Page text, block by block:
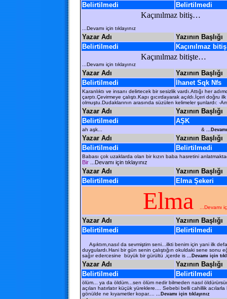
Belirtilmedi
Belirtilmedi
Kaçınılmaz bitiş…
...Devamı için tıklayınız
Yazar Adı
Yazının Başlığı
Belirtilmedi
Kaçınılmaz bitiş
Kaçınılmaz bitişte…
...Devamı için tıklayınız
Yazar Adı
Yazının Başlığı
Belirtilmedi
İhanet Sqk Nfs
Karanlıktı ve insanı delirtecek bir sesizlik vardı.Attığı her
çarptı.Çevirmeye çalıştı.Kapı gıcırdayarak açıldı.İçeri doğru
olmuştu.Dudaklarının arasında süzülen kelimeler şunlardı: -
Yazar Adı
Yazının Başlığı
Belirtilmedi
AŞK
ah aşk... &
Yazar Adı
Yazının Başlığı
Belirtilmedi
Belirtilmedi
Babası çok uzaklarda olan bir kızın baba hasretini
Bir ...Devamı için tıklayınız
Yazar Adı
Yazının Başlığı
Belirtilmedi
Elma Şekeri
Elma ...Devamı
Yazar Adı
Yazının Başlığı
Belirtilmedi
Belirtilmedi
Aşıktım,nasıl da sevmiştim seni...ilkti benim için yani ilk
duygulardı.Hani bir gün senin çalıştığın okuldaki sene sonu
sağır edercesine büyük bir gürültü ,içerde is ...Devamı için
Yazar Adı
Yazının Başlığı
Belirtilmedi
Belirtilmedi
ölüm... ya da öldüm...sen ölüm nedir bilmeden nasıl
açıları hatırlatır küçük yüreklere.... Sebebi belli cahillik
gönülde ne kıyametler kopar....
...Devamı için tıklayınız